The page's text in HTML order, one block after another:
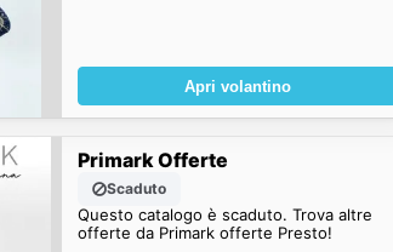
Apri volantino
Primark Offerte
Scaduto
Questo catalogo è scaduto. Trova altre
offerte da Primark offerte Presto!